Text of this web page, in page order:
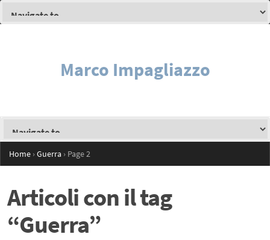
Marco Impagliazzo
Home › Guerra › Page 2
Articoli con il tag
“Guerra”